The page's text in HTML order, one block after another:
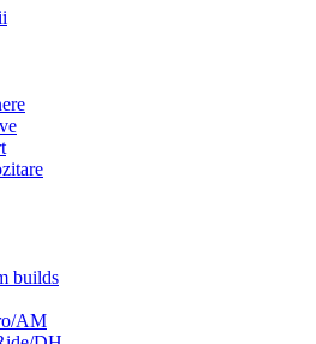
builds
AM